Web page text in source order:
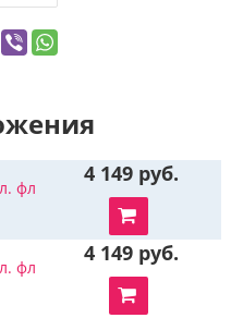
фл
4 149 руб.
фл
4 149 руб.